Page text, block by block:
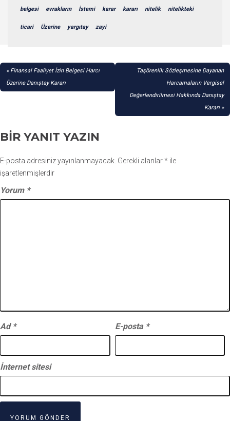
belgesi evrakların İstemi karar kararı nitelik nitelikteki
ticari Üzerine yargıtay zayi
YAZI
GEZINMESI
Finansal Faaliyet İzin Belgesi Harcı
Üzerine Danıştay Kararı
Taşörenlik Sözleşmesine Dayanan
Harcamaların Vergisel
Değerlendirilmesi Hakkında Danıştay
Kararı
BIR YANIT YAZIN
E-posta adresiniz yayınlanmayacak. Gerekli alanlar* ile
işaretlenmişlerdir
Yorum *
Ad * E-posta *
İnternet sitesi